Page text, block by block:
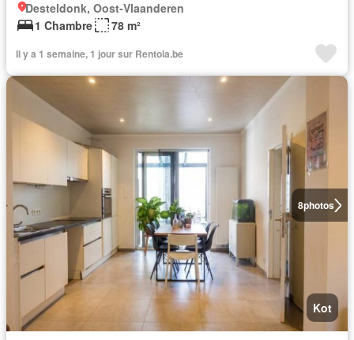
Desteldonk, Oost-Vlaanderen
1 Chambre
78 m²
Il y a 1 semaine, 1 jour sur Rentola.be
8photos
Kot